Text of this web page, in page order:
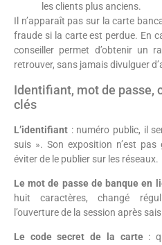
les clients plus anciens.
Il n’apparaît pas sur la carte
fraude si la carte est perdue. En
conseiller permet d’obtenir un
retrouver, sans jamais divulguer
Identifiant, mot de passe,
clés
L’identifiant : numéro public, il
suis ». Son exposition n’est
éviter de le publier sur les réseaux.
Le mot de passe de banque en
huit caractères, changé
l’ouverture de la session après
Le code secret de la carte: